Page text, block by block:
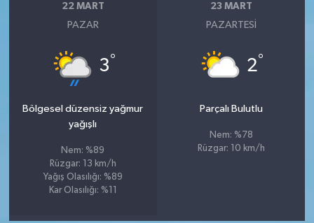
22 MART
PAZAR
3°
Bölgesel düzensiz yağmur
yağışlı
Nem: %89
Rüzgar: 13 km/h
Yağış Olasılığı: %89
Kar Olasılığı: %11
23 MART
PAZARTESI
2°
Parçalı Bulutlu
Nem: %78
Rüzgar: 10 km/h